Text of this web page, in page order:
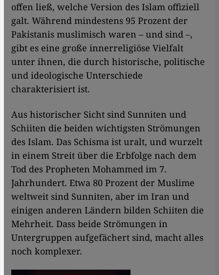
offen ließ, welche Version des Islam offiziell
galt. Während mindestens 95 Prozent der
Pakistanis muslimisch waren – und sind –,
gibt es eine große innerreligiöse Vielfalt
unter ihnen, die durch historische, politische
und ideologische Unterschiede
charakterisiert ist.
Aus historischer Sicht sind Sunniten und
Schiiten die beiden wichtigsten Strömungen
des Islam. Das Schisma ist uralt, und wurzelt
in einem Streit über die Erbfolge nach dem
Tod des Propheten Mohammed im 7.
Jahrhundert. Etwa 80 Prozent der Muslime
weltweit sind Sunniten, aber im Iran und
einigen anderen Ländern bilden Schiiten die
Mehrheit. Dass beide Strömungen in
Untergruppen aufgefächert sind, macht alles
noch komplexer.